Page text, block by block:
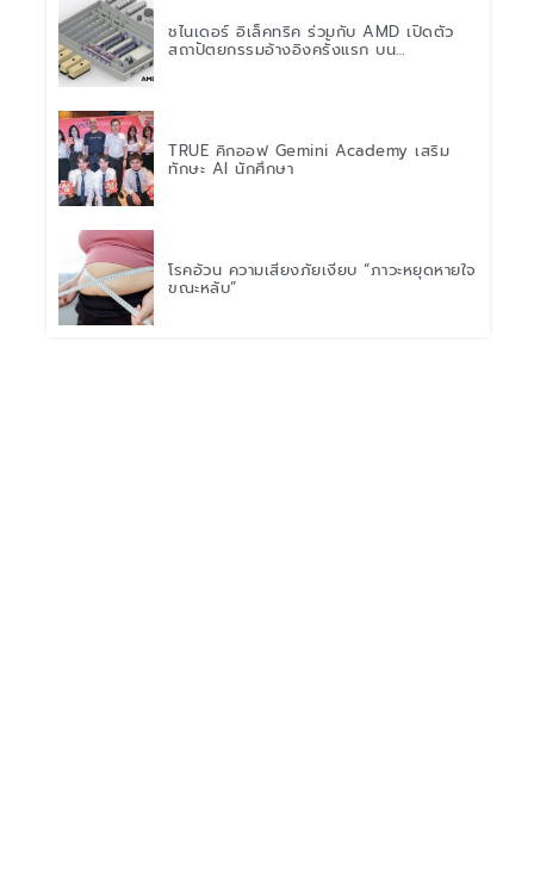
ชไนเดอร์ อิเล็คทริค ร่วมกับ AMD เปิดตัว
สถาปัตยกรรมอ้างอิงครั้งแรก บน
TRUE คิกออฟ Gemini Academy เสริม
ทักษะ AI นักศึกษา
โรคอ้วน ความเสี่ยงภัยเงียบ “ภาวะหยุดหายใจ
ขณะหลับ”